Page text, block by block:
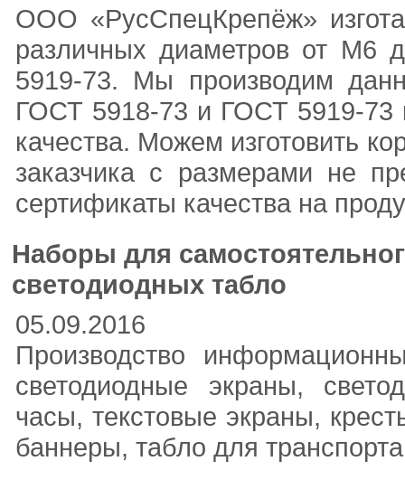
ООО «РусСпецКрепёж»
различных диаметров от
5919-73. Мы производим
ГОСТ 5918-73 и ГОСТ 5919-73
качества. Можем изготовить
заказчика с размерами не
сертификаты качества на
Наборы для
светодиодных табло
05.09.2016
Производство
светодиодные экраны,
часы, текстовые экраны,
баннеры, табло для